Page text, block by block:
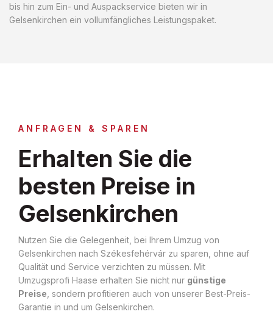
bis hin zum Ein- und Auspackservice bieten wir in
Gelsenkirchen ein vollumfängliches Leistungspaket.
ANFRAGEN & SPAREN
Erhalten Sie die
besten Preise in
Gelsenkirchen
Nutzen Sie die Gelegenheit, bei Ihrem Umzug von
Gelsenkirchen nach Székesfehérvár zu sparen, ohne auf
Qualität und Service verzichten zu müssen. Mit
Umzugsprofi Haase erhalten Sie nicht nur günstige
Preise , sondern profitieren auch von unserer Best-Preis-
Garantie in und um Gelsenkirchen.